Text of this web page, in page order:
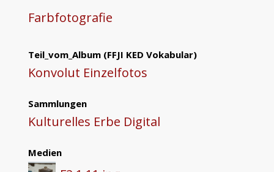
Farbfotografie
Teil_vom_Album (FFJI KED Vokabular)
Konvolut Einzelfotos
Sammlungen
Kulturelles Erbe Digital
Medien